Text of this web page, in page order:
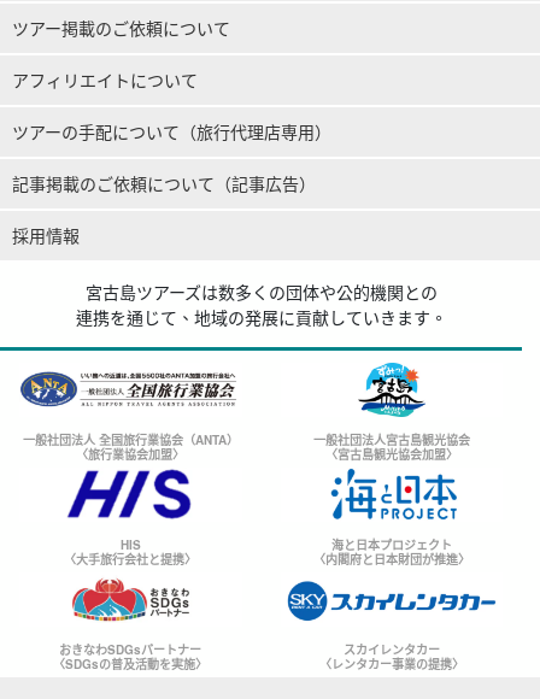
ツアー掲載のご依頼について
アフィリエイトについて
ツアーの手配について（旅行代理店専用）
記事掲載のご依頼について（記事広告）
採用情報
宮古島ツアーズは数多くの団体や公的機関との
連携を通じて、地域の発展に貢献していきます。
一般社団法人 全国旅行業協会（ANTA）
〈旅行業協会加盟〉
一般社団法人宮古島観光協会
〈宮古島観光協会加盟〉
HIS
〈大手旅行会社と提携〉
海と日本プロジェクト
〈内閣府と日本財団が推進〉
おきなわSDGsパートナー
〈SDGsの普及活動を実施〉
スカイレンタカー
〈レンタカー事業の提携〉